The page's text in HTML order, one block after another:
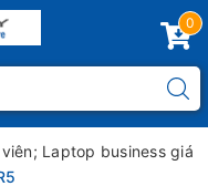
0
Laptop business giá